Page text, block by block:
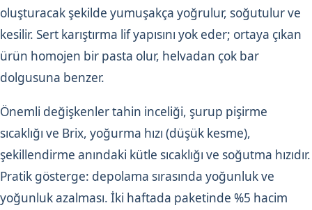
oluşturacak şekilde yumuşakça yoğrulur, soğutulur ve
kesilir. Sert karıştırma lif yapısını yok eder; ortaya çıkan
ürün homojen bir pasta olur, helvadan çok bar
dolgusuna benzer.
Önemli değişkenler tahin inceliği, şurup pişirme
sıcaklığı ve Brix, yoğurma hızı (düşük kesme),
şekillendirme anındaki kütle sıcaklığı ve soğutma hızıdır.
Pratik gösterge: depolama sırasında yoğunluk ve
yoğunluk azalması. İki haftada paketinde %5 hacim